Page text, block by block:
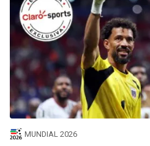
MUNDIAL 2026